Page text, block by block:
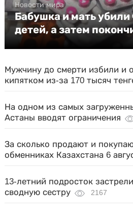
Новости мира
Бабушка и мать
детей, а затем
Мужчину до смерти избили и
кипятком из-за 170 тысяч
На одном из самых
Астаны вводят ограничения
За сколько продают и
обменниках Казахстана 6
13-летний подросток
сводную сестру
2167